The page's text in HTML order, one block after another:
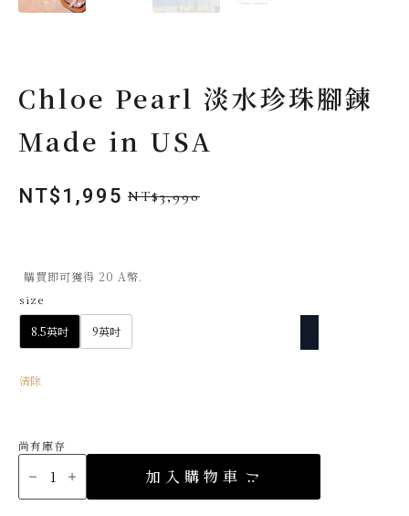
Chloe Pearl 淡水珍珠腳鍊
Made in USA
NT$3,990
原
格：
NT$3,990。
NT$ 1,995
目
格：
NT$1,995。
購買即可獲得 20 A幣.
size
8.5英吋 9英吋
清除
尚有庫存
Chloe
珍
加入購物車